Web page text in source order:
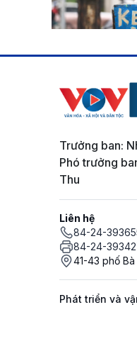
Trưởng ban:
Phó trưởng
Thu
Liên hệ
84-24-
84-24-
41-43 phố
Phát triển và